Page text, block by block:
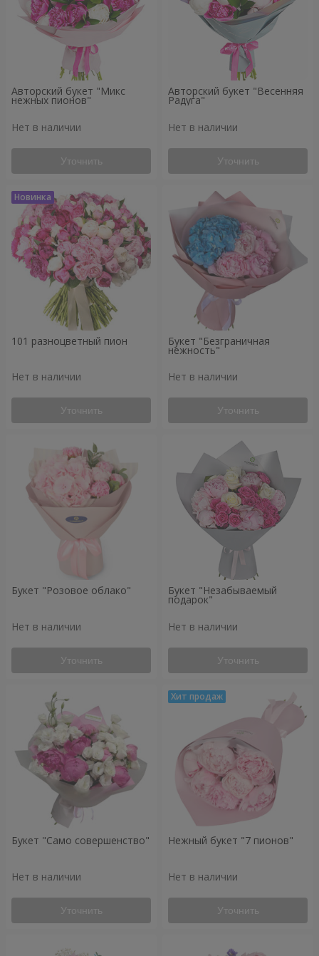
Авторский букет "Микс
нежных пионов"
Нет в наличии
Уточнить
Авторский букет "Весенняя
Радуга"
Нет в наличии
Уточнить
101 разноцветный пион
Нет в наличии
Уточнить
Букет "Безграничная
нежность"
Нет в наличии
Уточнить
Букет "Розовое облако"
Нет в наличии
Уточнить
Букет "Незабываемый
подарок"
Нет в наличии
Уточнить
Букет "Само совершенство"
Нет в наличии
Уточнить
Нежный букет "7 пионов"
Нет в наличии
Уточнить